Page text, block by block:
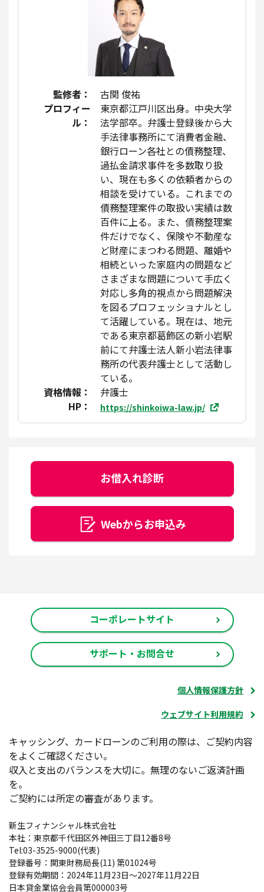
監修者：
古関 俊祐
プロフィー
ル：
東京都江戸川区出身。中央大学
法学部卒。弁護士登録後から大
手法律事務所にて消費者金融、
銀行ローン各社との債務整理、
過払金請求事件を多数取り扱
い、現在も多くの依頼者からの
相談を受けている。これまでの
債務整理案件の取扱い実績は数
百件に上る。また、債務整理案
件だけでなく、保険や不動産な
ど財産にまつわる問題、離婚や
相続といった家庭内の問題など
さまざまな問題について手広く
対応し多角的視点から問題解決
を図るプロフェッショナルとし
て活躍している。現在は、地元
である東京都葛飾区の新小岩駅
前にて弁護士法人新小岩法律事
務所の代表弁護士として活動し
ている。
資格情報：
弁護士
HP：
https://shinkoiwa-law.jp/
お借入れ診断
Webからお申込み
コーポレートサイト
サポート・お問合せ
個人情報保護方針
ウェブサイト利用規約
キャッシング、カードローンのご利用の際は、ご契約内容
をよくご確認ください。
収入と支出のバランスを大切に。無理のないご返済計画
を。
ご契約には所定の審査があります。
新生フィナンシャル株式会社
本社：東京都千代田区外神田三丁目12番8号
Tel:03-3525-9000(代表)
登録番号：関東財務局長(11) 第01024号
登録有効期間：2024年11月23日～2027年11月22日
日本貸金業協会会員第000003号